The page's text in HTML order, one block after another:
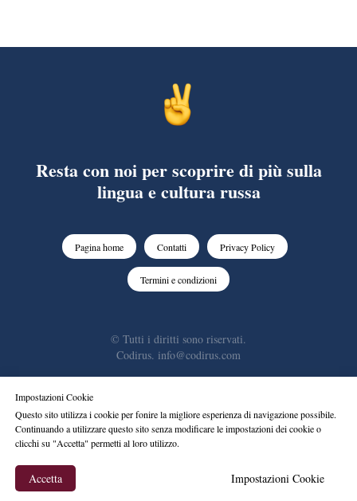
Impostazioni Cookie
Questo sito utilizza i cookie per fonire la migliore esperienza di navigazione possibile.
Continuando a utilizzare questo sito senza modificare le impostazioni dei cookie o
clicchi su "Accetta" permetti al loro utilizzo.
Accetta Impostazioni Cookie
Corsi
Resta con noi per scoprire di più sulla
lingua e cultura russa
Pagina home Contatti Privacy Policy
Termini e condizioni
© Tutti i diritti sono riservati.
Codirus. info@codirus.com
Made on Tilda